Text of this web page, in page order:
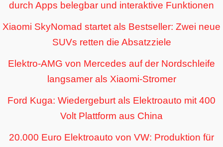
durch Apps belegbar und interaktive Funktionen
Xiaomi SkyNomad startet als Bestseller: Zwei neue
SUVs retten die Absatzziele
Elektro-AMG von Mercedes auf der Nordschleife
langsamer als Xiaomi-Stromer
Ford Kuga: Wiedergeburt als Elektroauto mit 400
Volt Plattform aus China
20.000 Euro Elektroauto von VW: Produktion für